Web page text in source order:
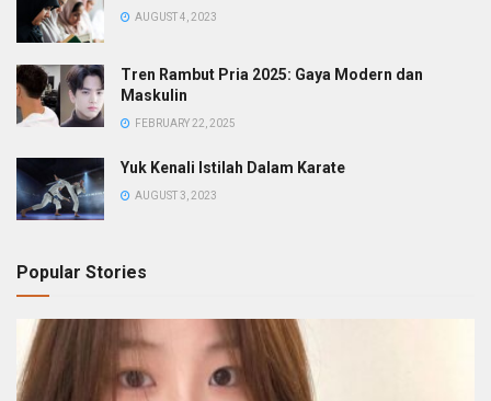
AUGUST 4, 2023
Tren Rambut Pria 2025: Gaya Modern dan
Maskulin
FEBRUARY 22, 2025
Yuk Kenali Istilah Dalam Karate
AUGUST 3, 2023
Popular Stories